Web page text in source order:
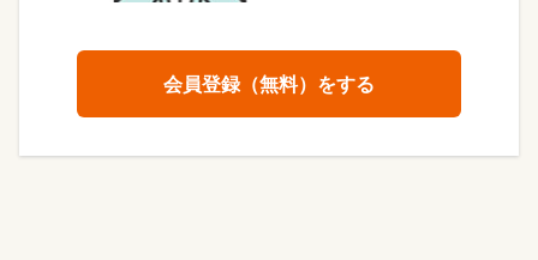
会員登録（無料）をする